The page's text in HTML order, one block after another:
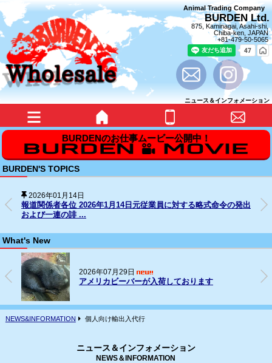
Animal Trading Company
BURDEN Ltd.
875, Kaminagai, Asahi-shi,
Chiba-ken, JAPAN
+81-479-50-5065
ニュース＆インフォメーション
BURDEN'S TOPICS
2025年12月31日
SNS上の名誉毀損行為に対する法的措置の経過について
What's New
2026年07月16日
フェレット(ヨーロッパCB)の輸入
NEWS&INFORMATION 個人向け輸出入代行
ニュース＆インフォメーション
NEWS＆INFORMATION